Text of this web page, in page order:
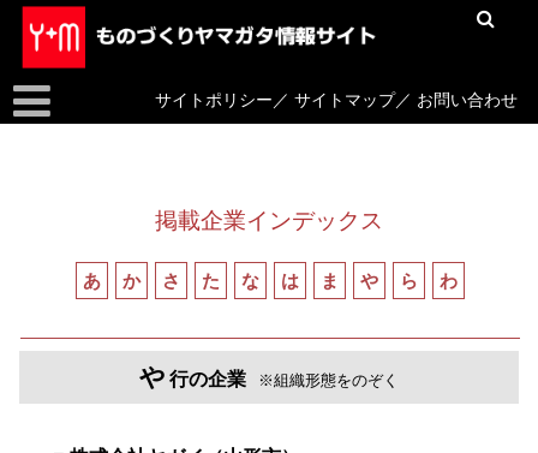
サイトポリシー ／サイトマップ／ お問い合わせ
掲載企業インデックス
あ か さ た な は ま や ら わ
や 行の企業 ※組織形態をのぞく